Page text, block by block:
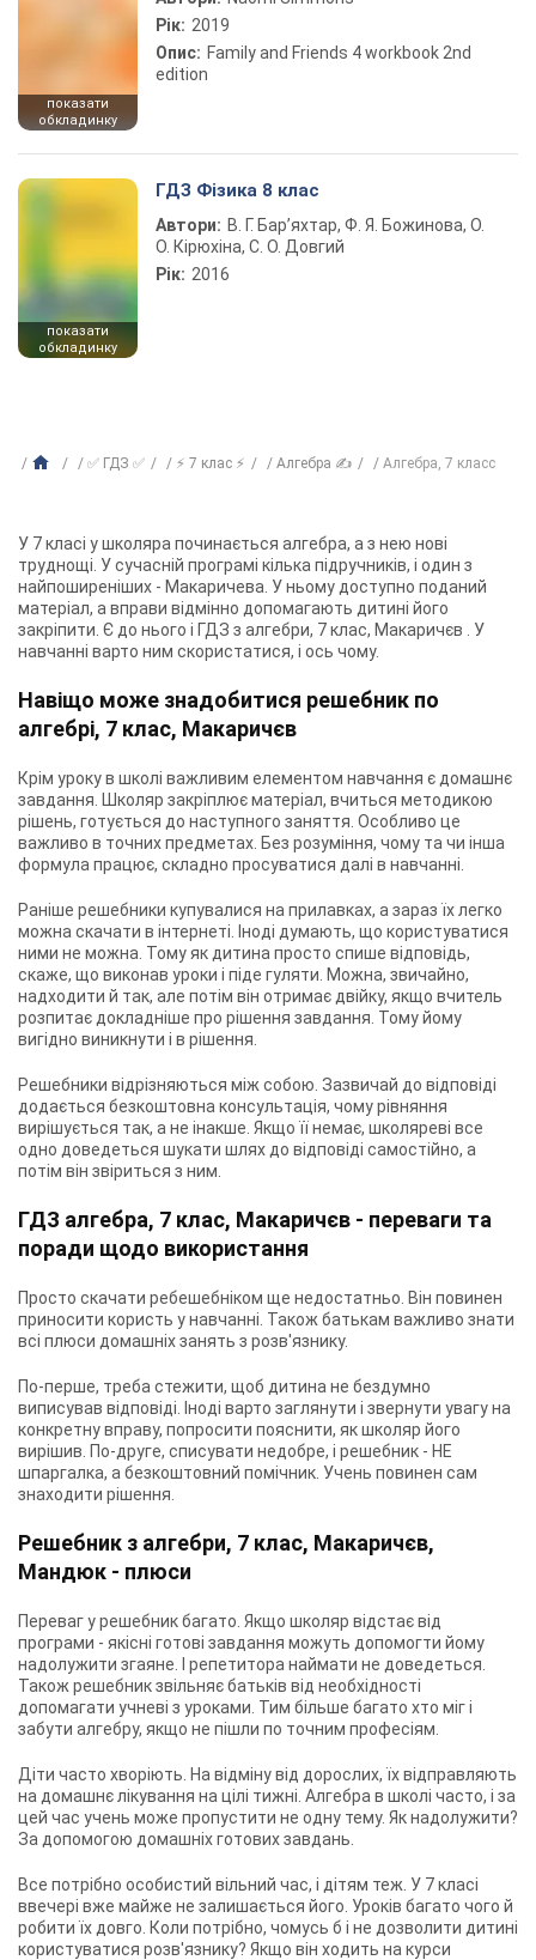
показати
обкладинку
Рік: 2019
Опис: Family and Friends 4 workbook 2nd
edition
показати
обкладинку
ГДЗ Фізика 8 клас
Автори: В. Г. Бар’яхтар, Ф. Я. Божинова, О.
О. Кірюхіна, С. О. Довгий
Рік: 2016
✅ ГДЗ ✅ ⚡ 7 клас ⚡ Алгебра ✍ Алгебра, 7 класс
У 7 класі у школяра починається алгебра, а з нею нові
труднощі. У сучасній програмі кілька підручників, і один з
найпоширеніших - Макаричева. У ньому доступно поданий
матеріал, а вправи відмінно допомагають дитині його
закріпити. Є до нього і ГДЗ з алгебри, 7 клас, Макаричєв
. У
навчанні варто ним скористатися, і ось чому.
Навіщо може знадобитися решебник по
алгебрі, 7 клас, Макаричєв
Крім уроку в школі важливим елементом навчання є домашнє
завдання. Школяр закріплює матеріал, вчиться методикою
рішень, готується до наступного заняття. Особливо це
важливо в точних предметах. Без розуміння, чому та чи інша
формула працює, складно просуватися далі в навчанні.
Раніше решебники купувалися на прилавках, а зараз їх легко
можна скачати в інтернеті. Іноді думають, що користуватися
ними не можна. Тому як дитина просто спише відповідь,
скаже, що виконав уроки і піде гуляти. Можна, звичайно,
надходити й так, але потім він отримає двійку, якщо вчитель
розпитає докладніше про рішення завдання. Тому йому
вигідно виникнути і в рішення.
Решебники відрізняються між собою. Зазвичай до відповіді
додається безкоштовна консультація, чому рівняння
вирішується так, а не інакше. Якщо її немає, школяреві все
одно доведеться шукати шлях до відповіді самостійно, а
потім він звіриться з ним.
ГДЗ алгебра, 7 клас, Макаричєв - переваги та
поради щодо використання
Просто скачати ребешебніком ще недостатньо. Він повинен
приносити користь у навчанні. Також батькам важливо знати
всі плюси домашніх занять з розв'язнику.
По-перше, треба стежити, щоб дитина не бездумно
виписував відповіді. Іноді варто заглянути і звернути увагу на
конкретну вправу, попросити пояснити, як школяр його
вирішив. По-друге, списувати недобре, і решебник - НЕ
шпаргалка, а безкоштовний помічник. Учень повинен сам
знаходити рішення.
Решебник з алгебри, 7 клас, Макаричєв,
Мандюк - плюси
Переваг у решебник багато. Якщо школяр відстає від
програми - якісні готові завдання можуть допомогти йому
надолужити згаяне. І репетитора наймати не доведеться.
Також решебник звільняє батьків від необхідності
допомагати учневі з уроками. Тим більше багато хто міг і
забути алгебру, якщо не пішли по точним професіям.
Діти часто хворіють. На відміну від дорослих, їх відправляють
на домашнє лікування на цілі тижні. Алгебра в школі часто, і за
цей час учень може пропустити не одну тему. Як надолужити?
За допомогою домашніх готових завдань.
Все потрібно особистий вільний час, і дітям теж. У 7 класі
ввечері вже майже не залишається його. Уроків багато чого й
робити їх довго. Коли потрібно, чомусь б і не дозволити дитині
користуватися розв'язнику? Якщо він ходить на курси